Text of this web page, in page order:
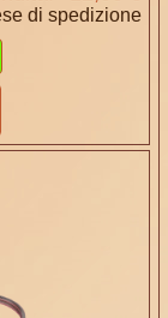
di spedizione